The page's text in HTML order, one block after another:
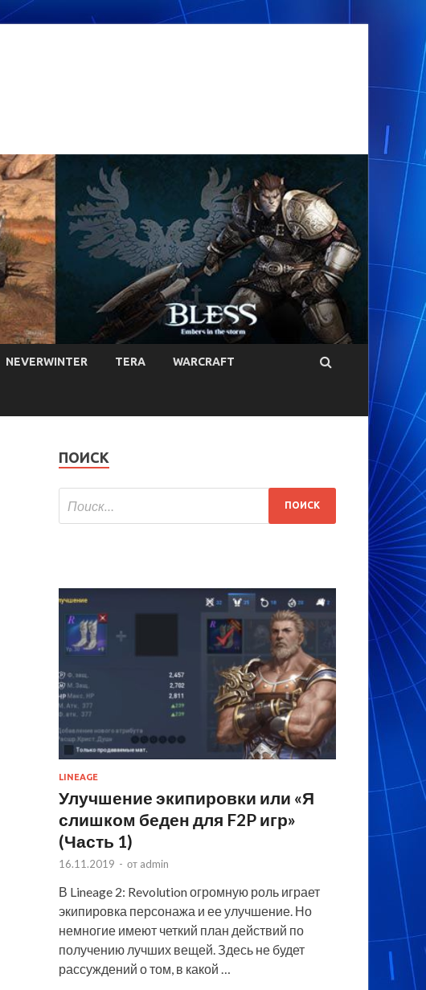
NEVERWINTER TERA WARCRAFT
ПОИСК
LINEAGE
Улучшение экипировки или «Я
слишком беден для F2P игр»
(Часть 1)
16.11.2019 - от admin
В Lineage 2: Revolution огромную роль играет
экипировка персонажа и ее улучшение. Но
немногие имеют четкий план действий по
получению лучших вещей. Здесь не будет
рассуждений о том, в какой …